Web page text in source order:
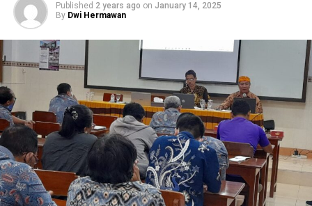
Published 2 years ago on January 14, 2025
By Dwi Hermawan